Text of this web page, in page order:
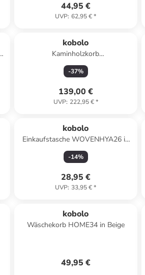
44,95 €
UVP: 62,95 €*
kobolo
Kaminholzkorb
DARKLINERWAGON in Grau
-37%
139,00 €
UVP: 222,95 €*
kobolo
Einkaufstasche WOVENHYA26 in
Braun
-14%
28,95 €
UVP: 33,95 €*
kobolo
Wäschekorb HOME34 in Beige
49,95 €